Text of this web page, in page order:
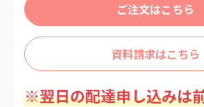
ご注文はこちら
資料請求はこちら
※翌日の配達申し込みは